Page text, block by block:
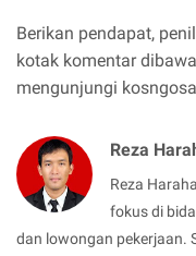
Berikan pendapat,
kotak komentar
mengunjungi
Reza
Reza
fokus di
dan lowongan pekerjaan.